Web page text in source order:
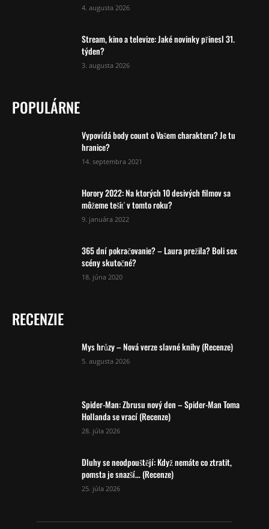
4. augusta 2026
Stream, kino a televize: Jaké novinky přinesl 31.
týden?
3. augusta 2026
POPULÁRNE
Vypovídá body count o Vašem charakteru? Je tu
hranice?
14. septembra 2021
Horory 2022: Na ktorých 10 desivých filmov sa
môžeme tešiť v tomto roku?
9. januára 2022
365 dní pokračovanie? – Laura prežila? Boli sex
scény skutočné?
18. júna 2020
RECENZIE
Mys hrůzy – Nová verze slavné knihy (Recenze)
5. augusta 2026
Spider-Man: Zbrusu nový den – Spider-Man Toma
Hollanda se vrací (Recenze)
28. júla 2026
Dluhy se neodpouštějí: Když nemáte co ztratit,
pomsta je snazší… (Recenze)
25. júla 2026